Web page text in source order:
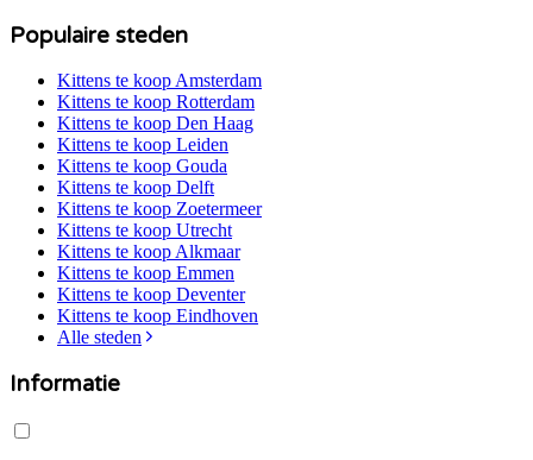
Populaire steden
Kittens te koop Amsterdam
Kittens te koop Rotterdam
Kittens te koop Den Haag
Kittens te koop Leiden
Kittens te koop Gouda
Kittens te koop Delft
Kittens te koop Zoetermeer
Kittens te koop Utrecht
Kittens te koop Alkmaar
Kittens te koop Emmen
Kittens te koop Deventer
Kittens te koop Eindhoven
Alle steden
Informatie